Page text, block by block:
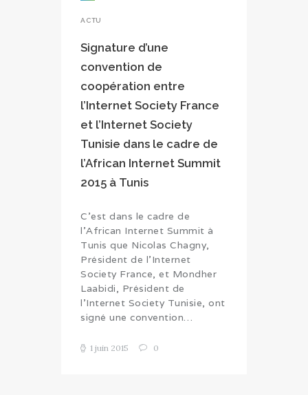
ACTU
Signature d’une
convention de
coopération entre
l’Internet Society France
et l’Internet Society
Tunisie dans le cadre de
l’African Internet Summit
2015 à Tunis
C’est dans le cadre de
l’African Internet Summit à
Tunis que Nicolas Chagny,
Président de l’Internet
Society France, et Mondher
Laabidi, Président de
l’Internet Society Tunisie, ont
signé une convention…
1 juin 2015 0